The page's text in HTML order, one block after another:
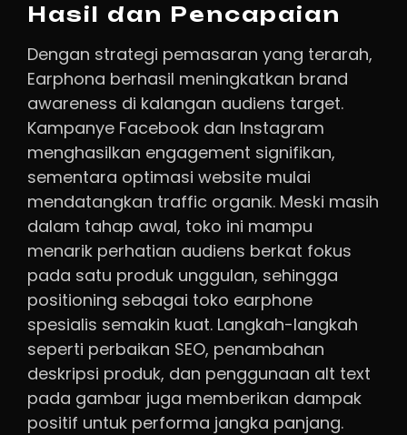
Hasil dan Pencapaian
Dengan strategi pemasaran yang terarah,
Earphona berhasil meningkatkan brand
awareness di kalangan audiens target.
Kampanye Facebook dan Instagram
menghasilkan engagement signifikan,
sementara optimasi website mulai
mendatangkan traffic organik. Meski masih
dalam tahap awal, toko ini mampu
menarik perhatian audiens berkat fokus
pada satu produk unggulan, sehingga
positioning sebagai toko earphone
spesialis semakin kuat. Langkah-langkah
seperti perbaikan SEO, penambahan
deskripsi produk, dan penggunaan alt text
pada gambar juga memberikan dampak
positif untuk performa jangka panjang.